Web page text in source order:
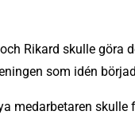
Rikard skulle göra
som idén
medarbetaren skulle